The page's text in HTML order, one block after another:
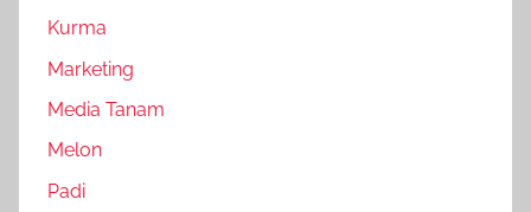
Kurma
Marketing
Media Tanam
Melon
Padi